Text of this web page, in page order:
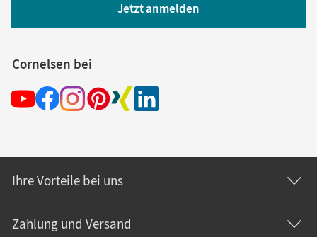
Jetzt anmelden
Cornelsen bei
Ihre Vorteile bei uns
Zahlung und Versand